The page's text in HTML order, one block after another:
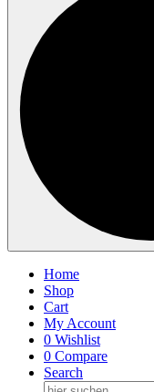
Home
Shop
Cart
My Account
0 Wishlist
0 Compare
Search
Suche